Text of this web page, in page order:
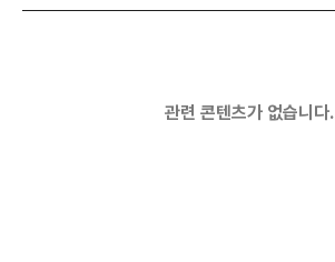
관련 콘텐츠가 없습니다.